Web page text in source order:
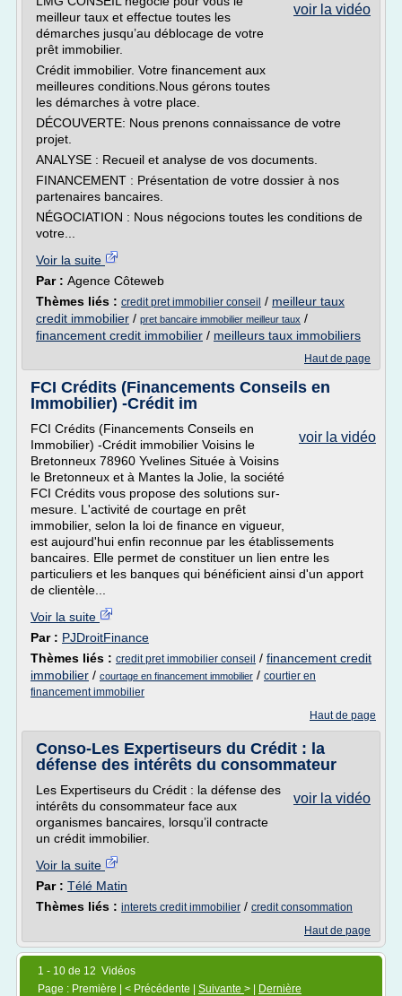
voir la vidéo
meilleur taux et effectue toutes les
démarches jusqu’au déblocage de votre
prêt immobilier.
Crédit immobilier. Votre financement aux
meilleures conditions.Nous gérons toutes
les démarches à votre place.
DÉCOUVERTE: Nous prenons connaissance de votre
projet.
ANALYSE : Recueil et analyse de vos documents.
FINANCEMENT : Présentation de votre dossier à nos
partenaires bancaires.
NÉGOCIATION : Nous négocions toutes les conditions de
votre...
Voir la suite
Par : Agence Côteweb
Thèmes liés : credit pret immobilier conseil / meilleur taux
credit immobilier / pret bancaire immobilier meilleur taux /
financement credit immobilier / meilleurs taux immobiliers
Haut de page
FCI Crédits (Financements Conseils en
Immobilier) -Crédit im
voir la vidéo
FCI Crédits (Financements Conseils en
Immobilier) -Crédit immobilier Voisins le
Bretonneux 78960 Yvelines Située à Voisins
le Bretonneux et à Mantes la Jolie, la société
FCI Crédits vous propose des solutions sur-
mesure. L'activité de courtage en prêt
immobilier, selon la loi de finance en vigueur,
est aujourd'hui enfin reconnue par les établissements
bancaires. Elle permet de constituer un lien entre les
particuliers et les banques qui bénéficient ainsi d'un apport
de clientèle...
Voir la suite
Par : PJDroitFinance
Thèmes liés : credit pret immobilier conseil / financement credit
immobilier / courtage en financement immobilier / courtier en
financement immobilier
Haut de page
Conso-Les Expertiseurs du Crédit : la
défense des intérêts du consommateur
voir la vidéo
Les Expertiseurs du Crédit : la défense des
intérêts du consommateur face aux
organismes bancaires, lorsqu’il contracte
un crédit immobilier.
Voir la suite
Par : Télé Matin
Thèmes liés : interets credit immobilier / credit consommation
Haut de page
1 - 10 de 12 Vidéos
Page : Première | < Précédente | Suivante > |
Dernière